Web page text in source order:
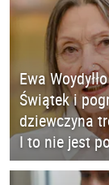
Ewa
Świątek i
dziewczyna
I to nie jest